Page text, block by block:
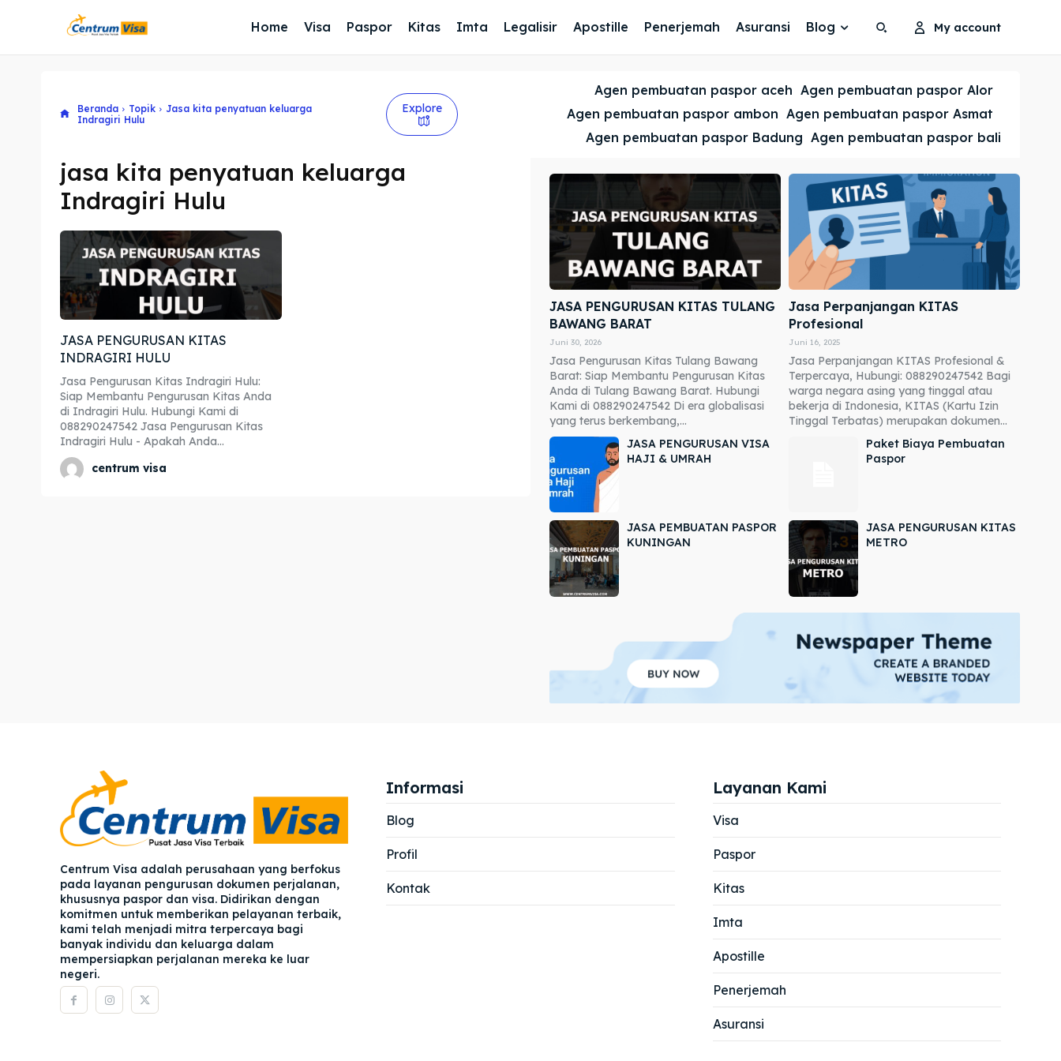
Explore our destinations
Blog
Cari
Explore our destinations
Blog
Cari
Home Visa Paspor Kitas Imta Legalisir Apostille Penerjemah Asuransi Blog My account
Beranda Topik
Jasa kita penyatuan keluarga
Indragiri Hulu
Explore
Agen pembuatan paspor aceh Agen pembuatan paspor Alor
Agen pembuatan paspor ambon Agen pembuatan paspor Asmat
Agen pembuatan paspor Badung Agen pembuatan paspor bali
jasa kita penyatuan keluarga
Indragiri Hulu
JASA PENGURUSAN KITAS
INDRAGIRI HULU
Jasa Pengurusan Kitas Indragiri Hulu:
Siap Membantu Pengurusan Kitas Anda
di Indragiri Hulu. Hubungi Kami di
088290247542 Jasa Pengurusan Kitas
Indragiri Hulu - Apakah Anda...
centrum visa
JASA PENGURUSAN KITAS TULANG
BAWANG BARAT
Juni 30, 2026
Jasa Pengurusan Kitas Tulang Bawang
Barat: Siap Membantu Pengurusan Kitas
Anda di Tulang Bawang Barat. Hubungi
Kami di 088290247542 Di era globalisasi
yang terus berkembang,...
Jasa Perpanjangan KITAS
Profesional
Juni 16, 2025
Jasa Perpanjangan KITAS Profesional &
Terpercaya, Hubungi: 088290247542 Bagi
warga negara asing yang tinggal atau
bekerja di Indonesia, KITAS (Kartu Izin
Tinggal Terbatas) merupakan dokumen...
JASA PENGURUSAN VISA
HAJI & UMRAH
Paket Biaya Pembuatan
Paspor
JASA PEMBUATAN PASPOR
KUNINGAN
JASA PENGURUSAN KITAS
METRO
Centrum Visa adalah perusahaan yang berfokus
pada layanan pengurusan dokumen perjalanan,
khususnya paspor dan visa. Didirikan dengan
komitmen untuk memberikan pelayanan terbaik,
kami telah menjadi mitra terpercaya bagi
banyak individu dan keluarga dalam
mempersiapkan perjalanan mereka ke luar
negeri.
Informasi
Blog
Profil
Kontak
Layanan Kami
Visa
Paspor
Kitas
Imta
Apostille
Penerjemah
Asuransi